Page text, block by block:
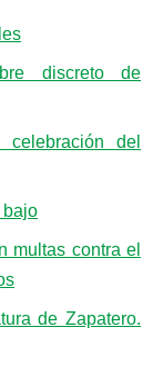
discreto de
del
bajo
multas contra el
de Zapatero.